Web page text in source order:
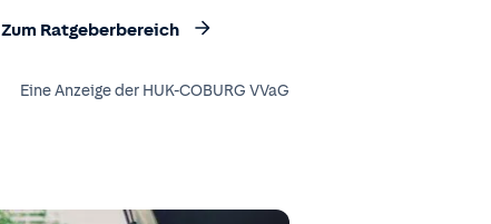
Zum Ratgeberbereich
Eine Anzeige der HUK-COBURG VVaG